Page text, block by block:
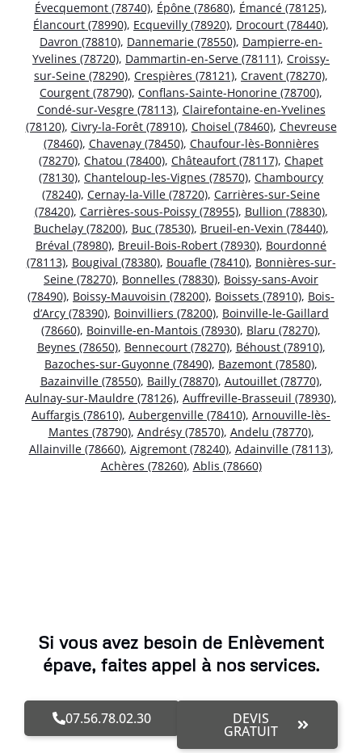
Évecquemont (78740), Épône (78680), Émancé (78125),
Élancourt (78990), Ecquevilly (78920), Drocourt (78440),
Davron (78810), Dannemarie (78550), Dampierre-en-
Yvelines (78720), Dammartin-en-Serve (78111), Croissy-
sur-Seine (78290), Crespières (78121), Cravent (78270),
Courgent (78790), Conflans-Sainte-Honorine (78700),
Condé-sur-Vesgre (78113), Clairefontaine-en-Yvelines
(78120), Civry-la-Forêt (78910), Choisel (78460), Chevreuse
(78460), Chavenay (78450), Chaufour-lès-Bonnières
(78270), Chatou (78400), Châteaufort (78117), Chapet
(78130), Chanteloup-les-Vignes (78570), Chambourcy
(78240), Cernay-la-Ville (78720), Carrières-sur-Seine
(78420), Carrières-sous-Poissy (78955), Bullion (78830),
Buchelay (78200), Buc (78530), Brueil-en-Vexin (78440),
Bréval (78980), Breuil-Bois-Robert (78930), Bourdonné
(78113), Bougival (78380), Bouafle (78410), Bonnières-sur-
Seine (78270), Bonnelles (78830), Boissy-sans-Avoir
(78490), Boissy-Mauvoisin (78200), Boissets (78910), Bois-
d’Arcy (78390), Boinvilliers (78200), Boinville-le-Gaillard
(78660), Boinville-en-Mantois (78930), Blaru (78270),
Beynes (78650), Bennecourt (78270), Béhoust (78910),
Bazoches-sur-Guyonne (78490), Bazemont (78580),
Bazainville (78550), Bailly (78870), Autouillet (78770),
Aulnay-sur-Mauldre (78126), Auffreville-Brasseuil (78930),
Auffargis (78610), Aubergenville (78410), Arnouville-lès-
Mantes (78790), Andrésy (78570), Andelu (78770),
Allainville (78660), Aigremont (78240), Adainville (78113),
Achères (78260), Ablis (78660)
Si vous avez besoin de Enlèvement
épave, faites appel à nos services.
07.56.78.02.30 DEVIS
GRATUIT